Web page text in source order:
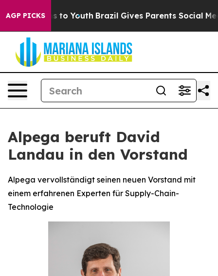
AGP PICKS
Harms to Youth Brazil Gives Parents Social Media
Alpega beruft David
Landau in den Vorstand
Alpega vervollständigt seinen neuen Vorstand mit
einem erfahrenen Experten für Supply-Chain-
Technologie